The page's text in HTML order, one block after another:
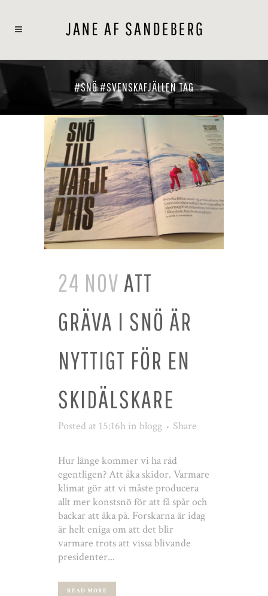
#SNÖ #SVENSKAFJÄLLEN TAG
24 NOV ATT
GRÄVA I SNÖ ÄR
NYTTIGT FÖR EN
SKIDÄLSKARE
Posted at 15:16h in blogg Share
Hur länge kommer vi ha råd
egentligen? Att åka skidor. Varmare
klimat gör att vi måste producera
allt mer konstsnö för att få spår och
backar att åka på. Forskarna är idag
är helt eniga om att det blir
varmare trots att vissa blivande
presidenter...
READ MORE